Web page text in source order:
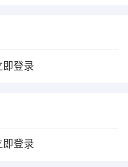
即登录
即登录